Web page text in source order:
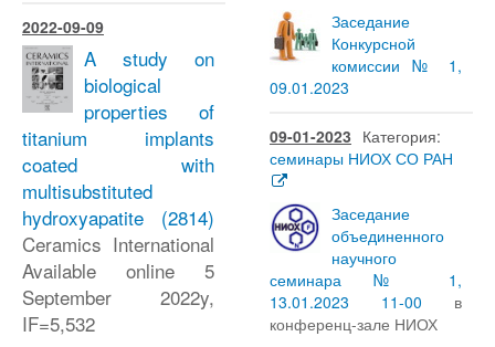
2022-09-09
A study on
biological
properties of
titanium implants
coated with
multisubstituted
hydroxyapatite (2814)
Ceramics International
Available online 5
September 2022y,
IF=5,532
Заседание
Конкурсной
комиссии № 1,
09.01.2023
09-01-2023 Категория:
семинары НИОХ СО РАН
Заседание
объединенного
научного
семинара № 1,
13.01.2023 11-00 в
конференц-зале НИОХ